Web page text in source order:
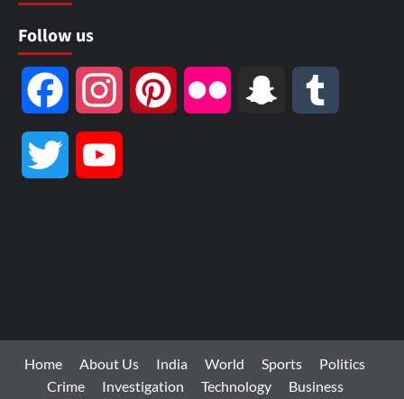
Follow us
Facebook Instagram Pinterest Flickr Snapchat
Twitter
Home About Us India World Sports
Politics
Crime
Investigation Technology
Business